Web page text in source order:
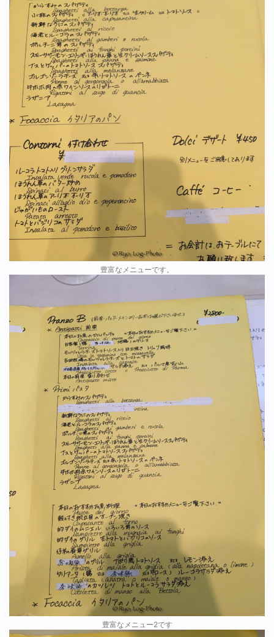
豊富なメニューです。
豊富なメニュー2です